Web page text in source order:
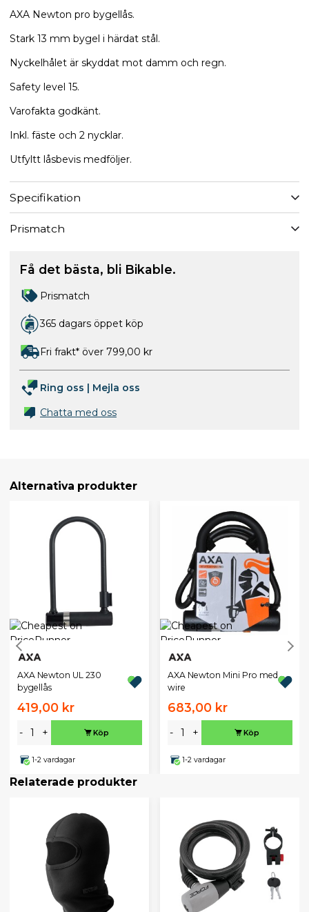
AXA Newton pro bygellås.
Stark 13 mm bygel i härdat stål.
Nyckelhålet är skyddat mot damm och regn.
Safety level 15.
Varofakta godkänt.
Inkl. fäste och 2 nycklar.
Utfyltt låsbevis medföljer.
Specifikation
Prismatch
Få det bästa, bli Bikable.
Prismatch
365 dagars öppet köp
Fri frakt* över 799,00 kr
Ring oss | Mejla oss
Chatta med oss
Alternativa produkter
AXA Newton UL 230
bygellås
419,00 kr
- + Köp
1-2 vardagar
AXA Newton Mini Pro med
wire
683,00 kr
- + Köp
1-2 vardagar
Relaterade produkter